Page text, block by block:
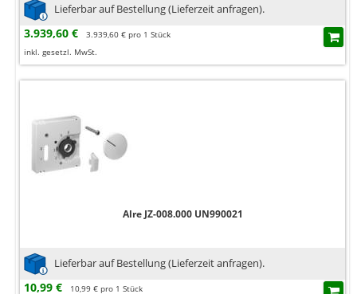
Lieferbar auf Bestellung (Lieferzeit anfragen).
3.939,60 €
3.939,60 € pro 1 Stück
inkl. gesetzl. MwSt.
Alre JZ-008.000 UN990021
Lieferbar auf Bestellung (Lieferzeit anfragen).
10,99 €
10,99 € pro 1 Stück